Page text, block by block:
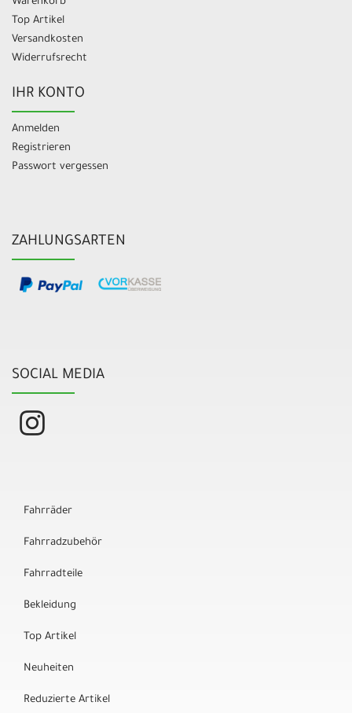
Top Artikel
Versandkosten
Widerrufsrecht
IHR KONTO
Anmelden
Registrieren
Passwort vergessen
ZAHLUNGSARTEN
SOCIAL MEDIA
Fahrräder
Fahrradzubehör
Fahrradteile
Bekleidung
Top Artikel
Neuheiten
Reduzierte Artikel